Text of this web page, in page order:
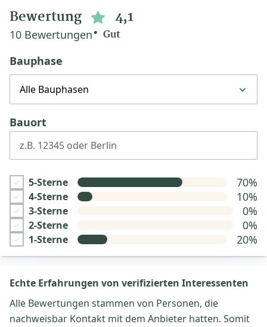
Bewertung 4,1
10 Bewertungen Gut
Bauphase
Alle Bauphasen
Bauort
z.B. 12345 oder Berlin
5-Sterne 70%
4-Sterne 10%
3-Sterne 0%
2-Sterne 0%
1-Sterne 20%
Echte Erfahrungen von verifizierten Interessenten
Alle Bewertungen stammen von Personen, die
nachweisbar Kontakt mit dem Anbieter hatten. Somit